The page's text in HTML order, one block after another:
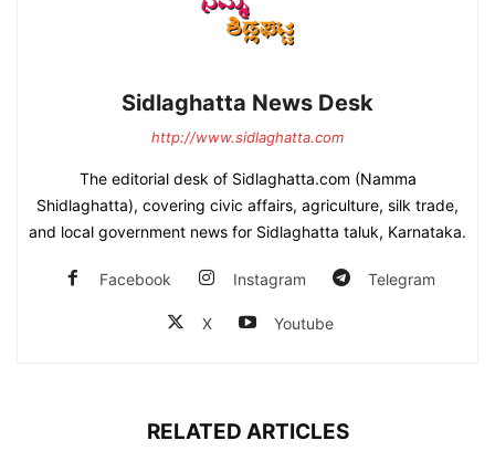
Sidlaghatta News Desk
http://www.sidlaghatta.com
The editorial desk of Sidlaghatta.com (Namma
Shidlaghatta), covering civic affairs, agriculture, silk trade,
and local government news for Sidlaghatta taluk, Karnataka.
Facebook Instagram Telegram
X Youtube
RELATED ARTICLES